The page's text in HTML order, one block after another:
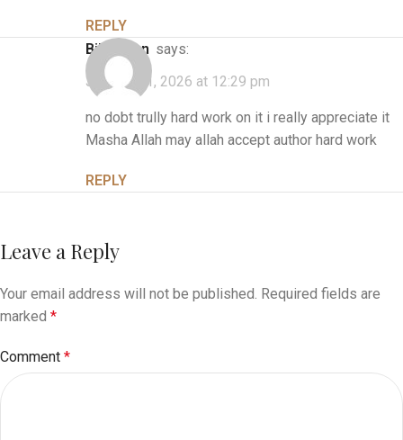
REPLY
bilal khan says:
January 31, 2026 at 12:29 pm
no dobt trully hard work on it i really appreciate it
Masha Allah may allah accept author hard work
REPLY
Leave a Reply
Your email address will not be published. Required fields are
marked *
Comment *